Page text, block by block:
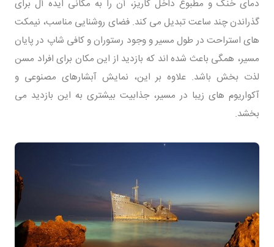
دمای خنک و مطبوع داخل کاریز، آن را به مکانی ایده آل برای
گذراندن چند ساعت تبدیل می کند. فضای روشنایی مناسب، نیمکت
های استراحت در طول مسیر و وجود رستوران و کافی شاپ در پایان
مسیر، همگی باعث شده اند که بازدید از این مکان برای افراد مسن
لذت بخش باشد. علاوه بر این، نمایش آبشارهای مصنوعی و
آکواریوم های زیبا در مسیر، جذابیت بیشتری به این بازدید می
بخشد.